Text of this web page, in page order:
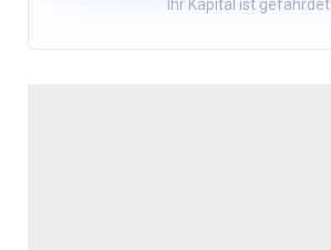
Ihr Kapital ist gefährdet